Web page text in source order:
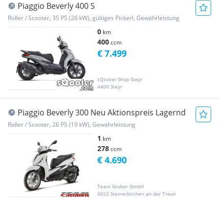
Piaggio Beverly 400 S
Roller / Scooter, 35 PS (26 kW), gültiges Pickerl, Gewährleistung
0 km
400ccm
sQooter Shop Steyr
4400 Steyr
€ 7.499
Piaggio Beverly 300 Neu Aktionspreis Lagernd
Roller / Scooter, 26 PS (19 kW), Gewährleistung
1 km
278ccm
Team Gruber GmbH
4652 Steinerkirchen an der Traun
€ 4.690